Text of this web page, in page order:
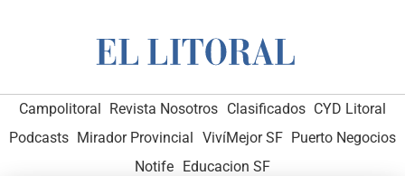
Campolitoral Revista Nosotros Clasificados CYD Litoral
Podcasts Mirador Provincial VivíMejor SF Puerto Negocios
Notife Educacion SF